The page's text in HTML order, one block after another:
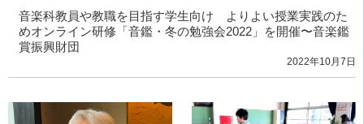
音楽科教員や教職を目指す学生向け よりよい授業実践のた
めオンライン研修「音鑑・冬の勉強会2022」を開催〜音楽鑑
賞振興財団
2022年10月7日